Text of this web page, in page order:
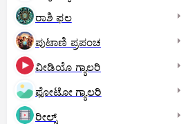
ರಾಶಿ ಫಲ
ಪುಟಾಣಿ ಪ್ರಪಂಚ
ವೀಡಿಯೊ ಗ್ಯಾಲರಿ
ಫೋಟೋ ಗ್ಯಾಲರಿ
ರೀಲ್ಸ್